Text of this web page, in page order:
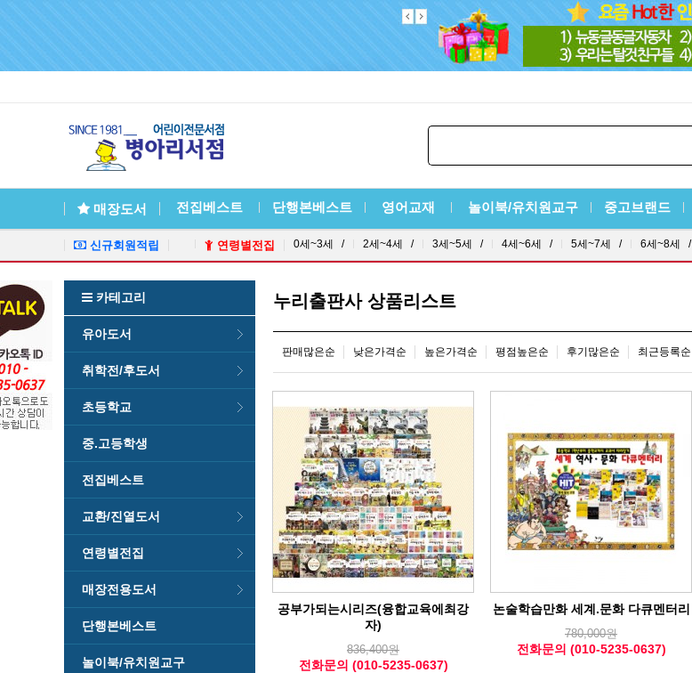
매장도서 전집베스트 단행본베스트 영어교재 놀이북/유치원교구 중고브랜드
신규회원적립 연령별전집 0세~3세 / 2세~4세 / 3세~5세 / 4세~6세 / 5세~7세 / 6세~8세 /
카테고리
유아도서
취학전/후도서
초등학교
중.고등학생
전집베스트
교환/진열도서
연령별전집
매장전용도서
단행본베스트
놀이북/유치원교구
누리출판사 상품리스트
판매많은순 낮은가격순 높은가격순 평점높은순 후기많은순 최근등록순
공부가되는시리즈(융합교육에최강
자)
836,400원
전화문의 (010-5235-0637)
논술학습만화 세계.문화 다큐멘터리
780,000원
전화문의 (010-5235-0637)